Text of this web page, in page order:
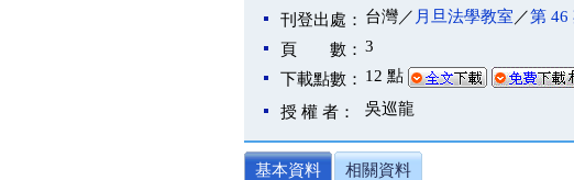
刊登出處： 台灣／ 月旦法學教室 ／第 46
頁 數： 3
下載點數： 12 點
授 權 者：
吳巡龍
基本資料
相關資料